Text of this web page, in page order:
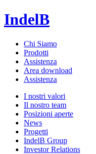
IndelB
Chi Siamo
Prodotti
Assistenza
Area download
Assistenza
I nostri valori
Il nostro team
Posizioni aperte
News
Progetti
IndelB Group
Investor Relations